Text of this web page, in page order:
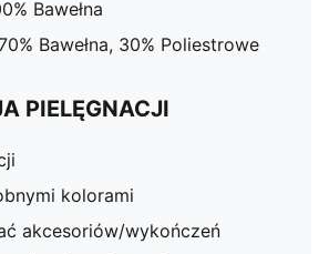
Bawełna
Bawełna, 30% Poliestrowe
PIELĘGNACJI
kolorami
akcesoriów/wykończeń